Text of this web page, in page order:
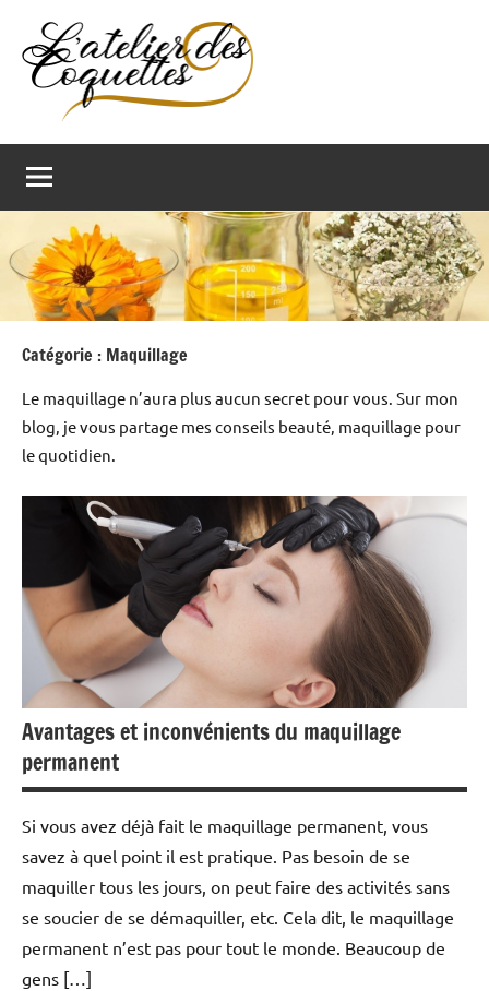
contenu
L'atelier
des
Coquettes
beauté
et
bien-
être.
Prendre
soin
de
Catégorie : Maquillage
Le maquillage n’aura plus aucun secret pour vous. Sur mon
blog, je vous partage mes conseils beauté, maquillage pour
le quotidien.
Avantages et inconvénients du maquillage
permanent
Si vous avez déjà fait le maquillage permanent, vous
savez à quel point il est pratique. Pas besoin de se
maquiller tous les jours, on peut faire des activités sans
se soucier de se démaquiller, etc. Cela dit, le maquillage
permanent n’est pas pour tout le monde. Beaucoup de
gens […]